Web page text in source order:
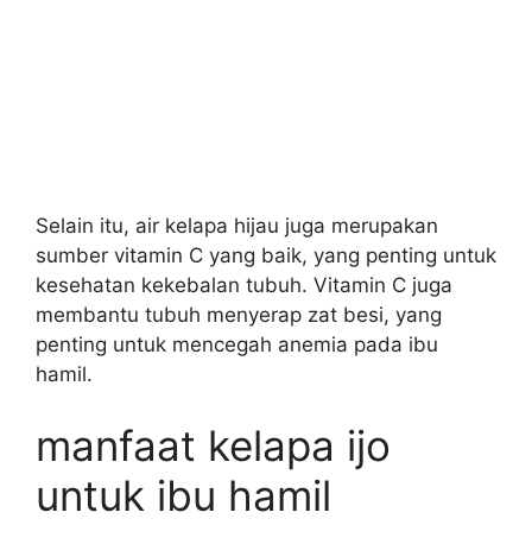
Selain itu, air kelapa hijau juga merupakan
sumber vitamin C yang baik, yang penting untuk
kesehatan kekebalan tubuh. Vitamin C juga
membantu tubuh menyerap zat besi, yang
penting untuk mencegah anemia pada ibu
hamil.
manfaat kelapa ijo
untuk ibu hamil